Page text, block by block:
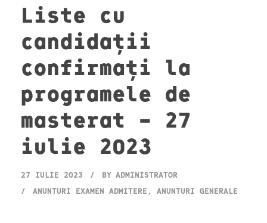
Liste cu
candidații
confirmați la
programele de
masterat – 27
iulie 2023
27 IULIE 2023 BY ADMINISTRATOR
ANUNȚURI EXAMEN ADMITERE , ANUNȚURI GENERALE